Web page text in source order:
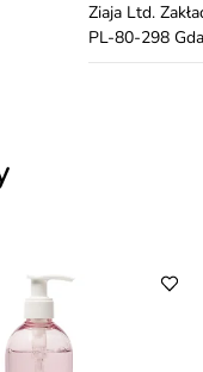
Ziaja Ltd.
PL-80-298